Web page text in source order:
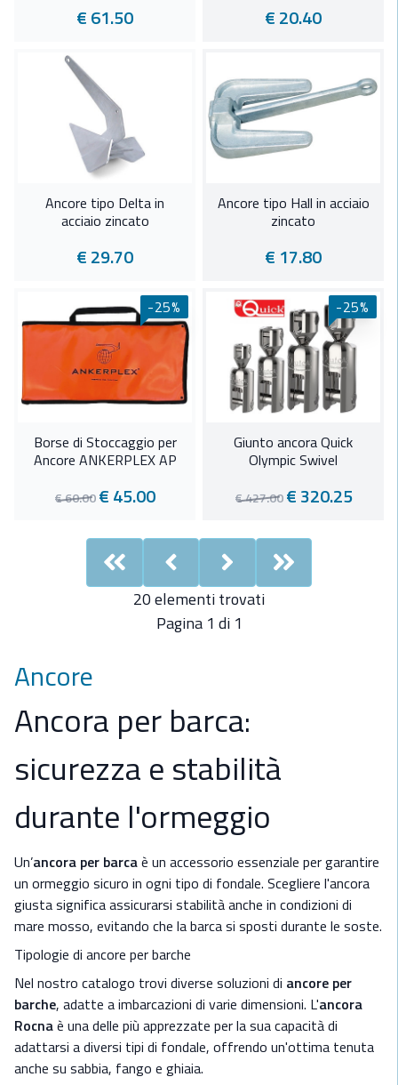
€ 61.50 € 20.40
Ancore tipo Delta in
acciaio zincato
€ 29.70
Ancore tipo Hall in acciaio
zincato
€ 17.80
Borse di Stoccaggio per
Ancore ANKERPLEX AP
€ 60.00€ 45.00
-25%
Giunto ancora Quick
Olympic Swivel
€ 427.00 € 320.25
-25%
FirstPrevious
20 elementi trovati
Pagina 1 di 1
NextLast
Ancore
Ancora per barca:
sicurezza e stabilità
durante l'ormeggio
Un’ancora per barcaè un accessorio essenziale per garantire
un ormeggio sicuro in ogni tipo di fondale. Scegliere l'ancora
giusta significa assicurarsi stabilità anche in condizioni di
mare mosso, evitando che la barca si sposti durante le soste.
Tipologie di ancore per barche
Nel nostro catalogo trovi diverse soluzioni di ancore per
barche, adatte a imbarcazioni di varie dimensioni. L'ancora
Rocnaè una delle più apprezzate per la sua capacità di
adattarsi a diversi tipi di fondale, offrendo un'ottima tenuta
anche su sabbia, fango e ghiaia.